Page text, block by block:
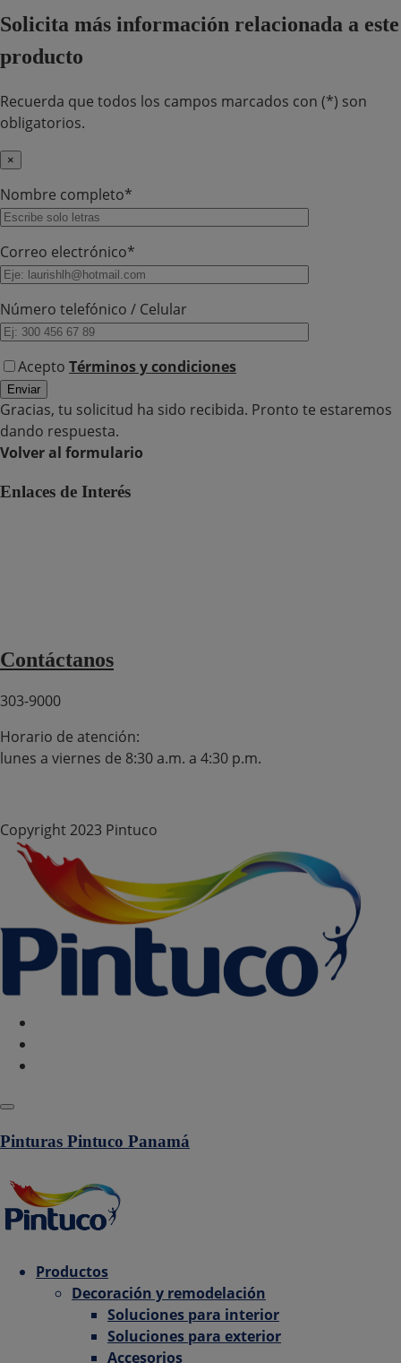
Solicita más información relacionada a este
producto
Recuerda que todos los campos marcados con (*) son
obligatorios.
×
Nombre completo*
Correo electrónico*
Número telefónico / Celular
Acepto Términos y condiciones
Gracias, tu solicitud ha sido recibida. Pronto te estaremos
dando respuesta.
Volver al formulario
Enlaces de Interés
Contáctanos
303-9000
Horario de atención:
lunes a viernes de 8:30 a.m. a 4:30 p.m.
Copyright 2023 Pintuco
Pinturas Pintuco Panamá
Productos
Decoración y remodelación
Soluciones para interior
Soluciones para exterior
Accesorios